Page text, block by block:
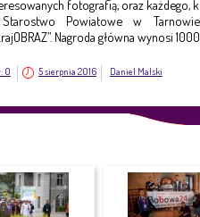
fotografią, oraz każdego,
Powiatowe w
Nagroda główna wynosi 1000
0 5 sierpnia 2016 Daniel Malski